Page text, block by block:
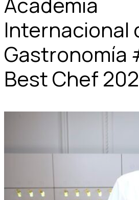
Internacional
Gastronomía
Best Chef